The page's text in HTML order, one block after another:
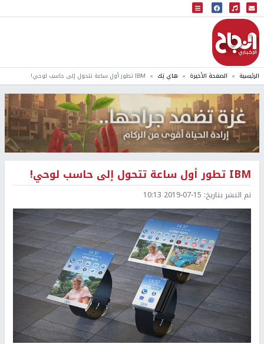
البث المباشر
إذاعة النجاح
الرئيسية الصفحة الأخيرة هاي تِك IBM تطور أول ساعة تتحول إلى حاسب لوحي!
IBM تطور أول ساعة تتحول إلى حاسب لوحي!
تم النشر بتاريخ: 2019-07-15 10:13